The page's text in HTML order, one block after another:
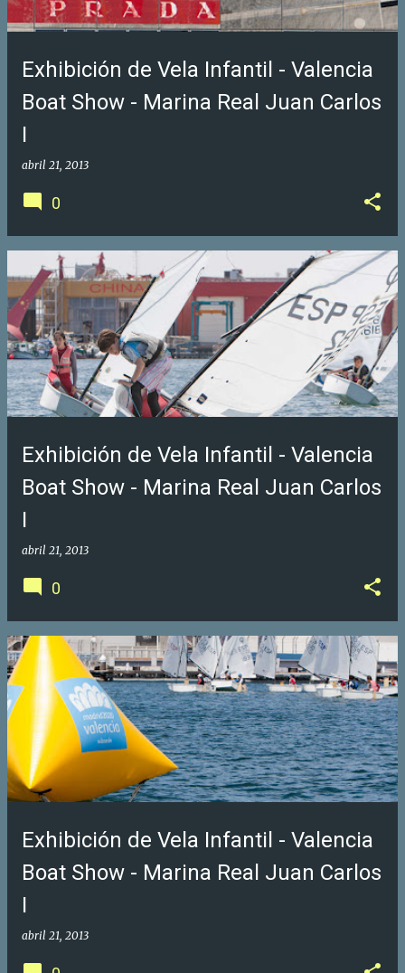
Exhibición de Vela Infantil - Valencia
Boat Show - Marina Real Juan Carlos
I
abril 21, 2013
0
Exhibición de Vela Infantil - Valencia
Boat Show - Marina Real Juan Carlos
I
abril 21, 2013
0
Exhibición de Vela Infantil - Valencia
Boat Show - Marina Real Juan Carlos
I
abril 21, 2013